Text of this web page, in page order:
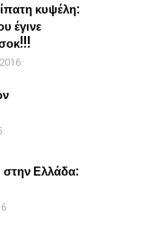
κυψέλη:
έγινε
στην Ελλάδα: